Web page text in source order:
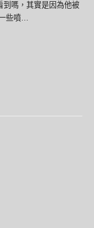
到嗎，其實是因為他被
些噴…